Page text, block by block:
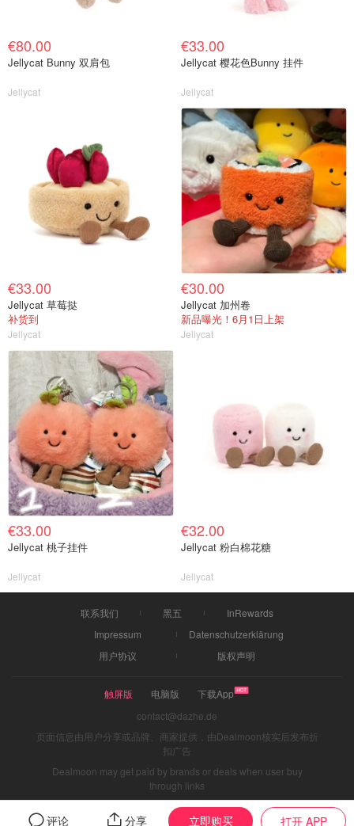
€80.00
Jellycat Bunny 双肩包
Jellycat
€33.00
Jellycat 樱花色Bunny 挂件
Jellycat
€33.00
Jellycat 草莓挞
补货到
Jellycat
€30.00
Jellycat 加州卷
新品曝光！6月1日上架
Jellycat
€33.00
Jellycat 桃子挂件
Jellycat
€32.00
Jellycat 粉白棉花糖
Jellycat
评论 分享 立即购买 打开 APP
联系我们 黑五
InRewards
Impressum
Datenschutzerklärung
用户协议
版权声明
触屏版 电脑版
下载App
contact@dazhe.de
页面信息由用户分享或品牌、商家提供，由Dealmoon核实后发布折
扣广告
Dealmoon may get paid by brands or deals when user buy
through links